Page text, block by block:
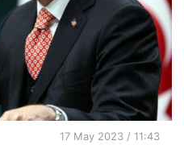
17 May 2023 / 11:43